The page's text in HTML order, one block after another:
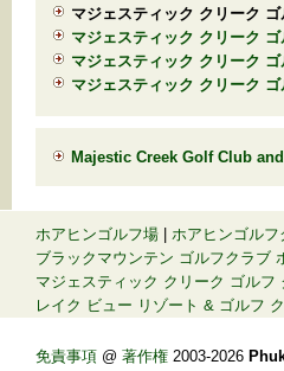
マジェスティック クリーク
マジェスティック クリーク
マジェスティック クリーク
マジェスティック クリーク
Majestic Creek Golf Club
ホアヒンゴルフ場 ホアヒンゴルフ
ブラックマウンテン ゴルフクラブ
マジェスティック クリーク ゴルフ
レイク ビュー リゾート & ゴルフ
免責事項 @ 著作権 2003-2026